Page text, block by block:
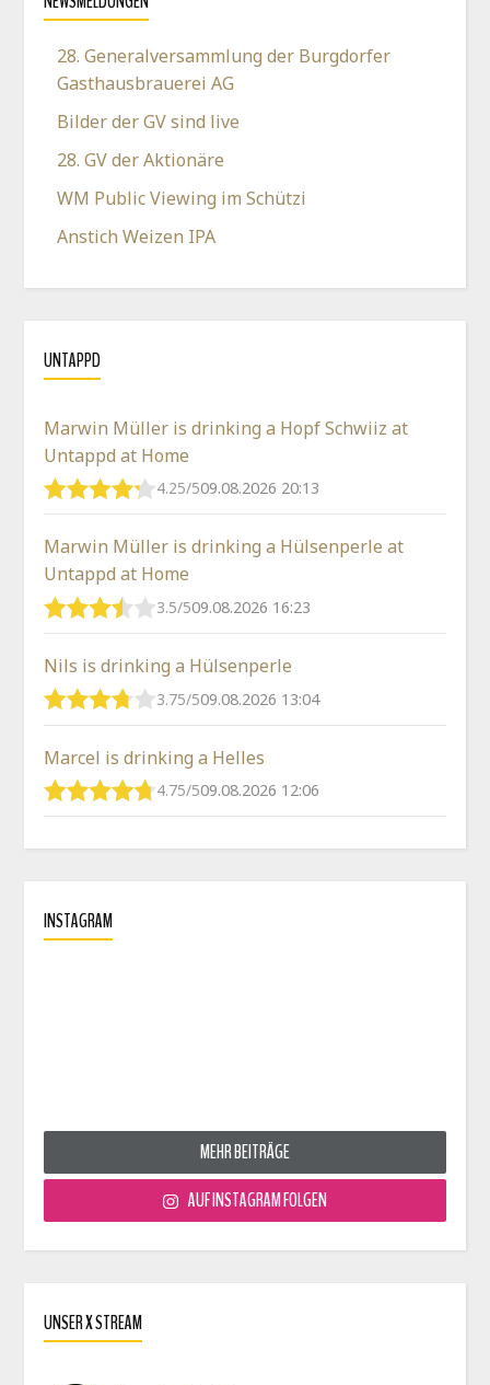
28. Generalversammlung der Burgdorfer
Gasthausbrauerei AG
Bilder der GV sind live
28. GV der Aktionäre
WM Public Viewing im Schützi
Anstich Weizen IPA
UNTAPPD
Marwin Müller is drinking a Hopf Schwiiz at
Untappd at Home
4.25/509.08.2026 20:13
Marwin Müller is drinking a Hülsenperle at
Untappd at Home
3.5/509.08.2026 16:23
Nils is drinking a Hülsenperle
3.75/509.08.2026 13:04
Marcel is drinking a Helles
4.75/509.08.2026 12:06
INSTAGRAM
MEHR BEITRÄGE
AUF INSTAGRAM FOLGEN
UNSER X STREAM